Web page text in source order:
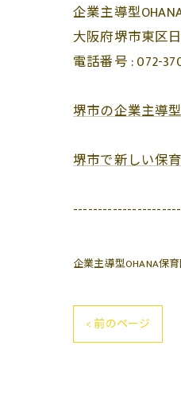
企業主導型
大阪府堺市東区
電話番号 :072-
堺市の企業主導
堺市で新しい保
企業主導型OHANA保
< 前のページ